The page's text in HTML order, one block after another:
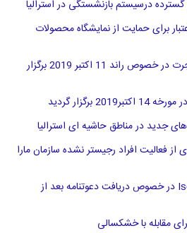
گسترده درسیستم بازنشستگی در استرالیا
برای حمایت از نمایشگاه محصولات
گزارش غیررسمی اداره مهاجرت در خصوص راند 11 اکتبر 2019 برگزار
جدید در مناطق حاشیه ای استرالیا
از فعالیت افراد رجیستر نشده سازمان مارا
پیش بینی های سایت Iscah در خصوص دریافت دعوتنامه بعد از
مقابله با خشکسالی